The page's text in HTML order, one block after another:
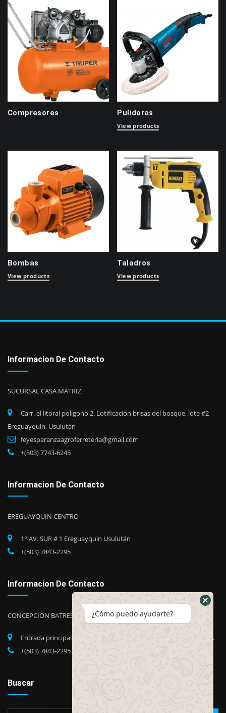
Compresores Pulidoras
View products
Bombas
View products
Taladros
View products
Informacion De Contacto
SUCURSAL CASA MATRIZ
Carr. el litoral poligono 2. Lotificación brisas del bosque, lote #2
Ereguayquin, Usulután
feyesperanzaagroferreteria@gmail.com
+(503) 7743-6245
Informacion De Contacto
EREGUAYQUIN CENTRO
1° AV. SUR # 1 Ereguayquin Usulután
+(503) 7843-2295
Informacion De Contacto
CONCEPCION BATRES
Entrada principal, Barrio Candelaria, Concepción Batres, Usuluán.
+(503) 7843-2295
Buscar
¿Cómo puedo ayudarte?